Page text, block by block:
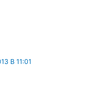
В 11:01